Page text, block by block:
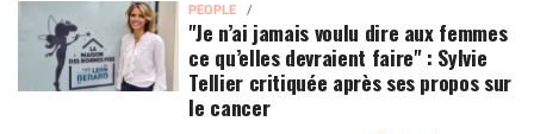
PEOPLE
"Je n’ai jamais voulu dire aux femmes
ce qu’elles devraient faire" : Sylvie
Tellier critiquée après ses propos sur
le cancer